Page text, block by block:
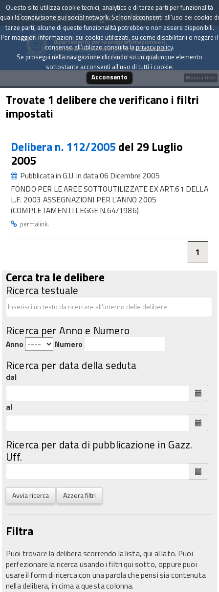
Presidenza del Consiglio dei Ministri
Dipartimento per la programmazione e il
coordinamento della politica economica
Archivio delle Delibere CIPE dal 1967 a oggi
Trovate 1 delibere che verificano i filtri
impostati
Delibera n. 112/2005 del 29 Luglio
2005
Pubblicata in G.U. in data 06 Dicembre 2005
FONDO PER LE AREE SOTTOUTILIZZATE EX ART.61 DELLA
L.F. 2003 ASSEGNAZIONI PER L'ANNO 2005
(COMPLETAMENTI LEGGE N.64/1986)
permalink.
1
Cerca tra le delibere
Ricerca testuale
Ricerca per Anno e Numero
Anno Numero
Ricerca per data della seduta
dal
al
Ricerca per data di pubblicazione in Gazz.
Uff.
Avvia ricerca Azzera filtri
Filtra
Puoi trovare la delibera scorrendo la lista, qui al lato. Puoi
perfezionare la ricerca usando i filtri qui sotto, oppure puoi
usare il form di ricerca con una parola che pensi sia contenuta
nella delibera, in cima a questa colonna.
Mostra filtri
Questo sito utilizza cookie tecnici, analytics e di terze parti per funzionalità
quali la condivisione sui social network. Se non acconsenti all'uso dei cookie di
terze parti, alcune di queste funzionalità potrebbero non essere disponibili.
Per maggiori informazioni sui cookie utilizzati, su come disabilitarli o negare il
consenso all'utilizzo consulta laprivacy policy.
Se prosegui nella navigazione cliccando su un qualunque elemento
sottostante acconsenti all'uso di tutti i cookie.
Acconsento